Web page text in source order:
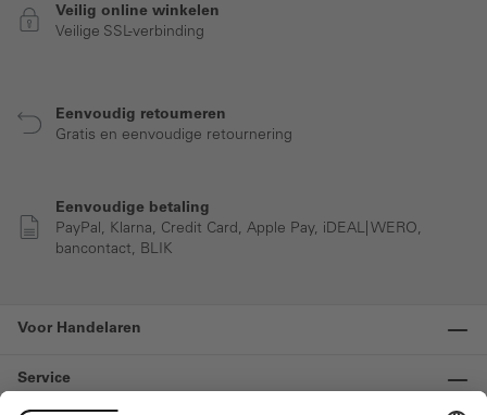
Veilig online winkelen
Veilige SSL-verbinding
Eenvoudig retourneren
Gratis en eenvoudige retournering
Eenvoudige betaling
PayPal, Klarna, Credit Card, Apple Pay, iDEAL| WERO,
bancontact, BLIK
Voor Handelaren
Service